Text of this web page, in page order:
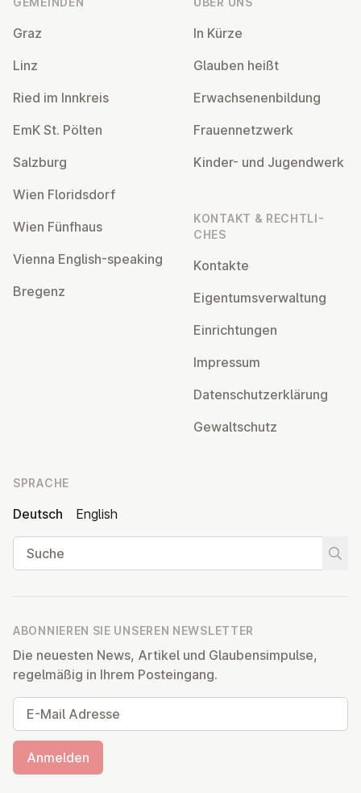
Graz
Linz
Ried im Innkreis
EmK St. Pölten
Salzburg
Wien Flo­rids­dorf
Wien Fünfhaus
Vienna English-speaking
Bregenz
In Kürze
Glauben heißt
Er­wach­se­nen­bil­dung
Frau­en­netz­werk
Kinder- und Ju­gend­werk
KONTAKT & RECHT­LI­
CHES
Kontakte
Ei­gen­tums­ver­wal­tung
Ein­rich­tun­gen
Impressum
Da­ten­schutz­er­klä­rung
Ge­walt­schutz
SPRACHE
Deutsch
English
Suche
ABONNIEREN SIE UNSEREN NEWSLETTER
Die neuesten News, Artikel und Glaubensimpulse,
regelmäßig in Ihrem Posteingang.
E-Mail Adresse
Anmelden